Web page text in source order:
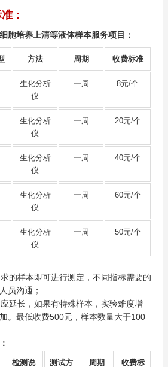
：
胞培养上清等液体样本服务项目：
方法 周期 收费标准
生化分析
仪
一周 8元/个
生化分析
仪
一周 20元/个
生化分析
仪
一周 40元/个
生化分析
仪
一周 60元/个
生化分析
仪
一周 50元/个
的样本即可进行测定，不同指标需要的
员沟通；
延长，如果有特殊样本，实验难度增
。最低收费500元，样本数量大于100
检测说
测试方
周期
收费标